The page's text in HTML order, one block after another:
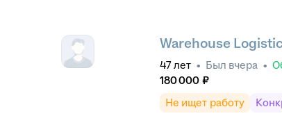
Warehouse
47лет • Был вчера •
180 000 ₽
Не ищет работу